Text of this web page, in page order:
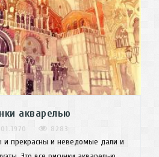
акварелью
8283
и прекрасны и неведомые дали и